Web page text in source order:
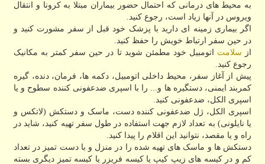
به محیط های درمانی که احتمال حضور بیماران مبتلا به کرونا و انتقال
ویروس در آنها زیاد است، رجوع کنید.
اگر بیماری زمینه ای دارید با پزشک خود قبل از سفر مشورت کنید و
در حین سفر ارتباط خویش را حفظ کنید.
از سلامت اتومبیل خود مطمئن شوید تا در حین سفر کمتر به مکانیک
رجوع کنید.
پیش از آغاز سفر، محیط داخلی اتومبیل، دکمه ها، فرمان، دنده، گیره
کمربند ایمنی، دستگیره ها و... را با اسپری ضدعفونی کننده سطوح و یا
اسپری الکل، ضدعفونی کنید.
اسپری الکل، ژل ضدعفونی کننده دست، ماسک و دستکش (لاتکس و
یا نایلونی) به تعداد لازم جهت استفاده در طول سفر تهیه کنید، شاید در
راه و یا مقصد، نتوانید این اقلام را پیدا کنید.
دستکش ها و ماسک های تهیه شده را در منزل و با دست تمیز در تعداد
کم و در کیسه های زیپ کیپ یا کیسه فریزر یا کیسه تمیز دیگری بسته